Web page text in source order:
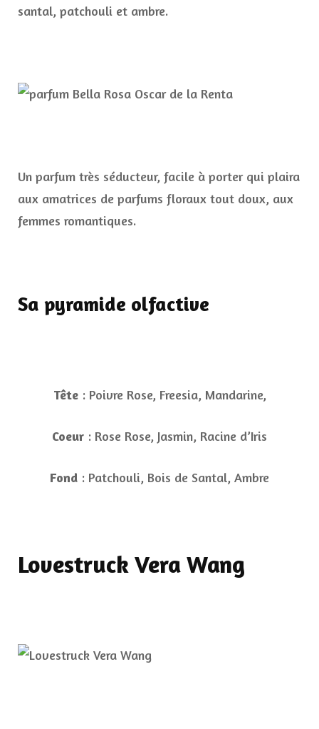
santal, patchouli et ambre.
Un parfum très séducteur, facile à porter qui plaira
aux amatrices de parfums floraux tout doux, aux
femmes romantiques.
Sa pyramide olfactive
Tête: Poivre Rose, Freesia, Mandarine,
Coeur : Rose Rose, Jasmin, Racine d’Iris
Fond : Patchouli, Bois de Santal, Ambre
Lovestruck Vera Wang